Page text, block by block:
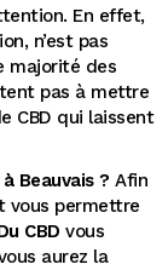
En effet,
n’est pas
majorité des
pas à mettre
CBD qui laissent
Beauvais ? Afin
vous permettre
CBD vous
aurez la